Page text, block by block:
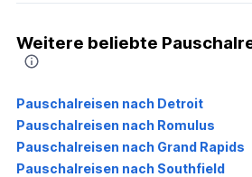
Weitere beliebte
Pauschalreisen nach Detroit
Pauschalreisen nach Romulus
Pauschalreisen nach Grand Rapids
Pauschalreisen nach Southfield